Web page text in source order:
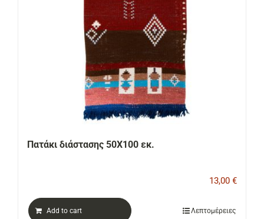
Πατάκι διάστασης 50Χ100 εκ.
13,00 €
Add to cart Λεπτομέρειες